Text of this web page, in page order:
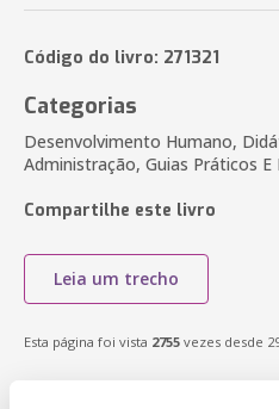
Código do livro: 271321
Categorias
Desenvolvimento Humano,
Administração, Guias Práticos
Compartilhe este livro
Leia um trecho
Esta página foi vista 2755 vezes desde